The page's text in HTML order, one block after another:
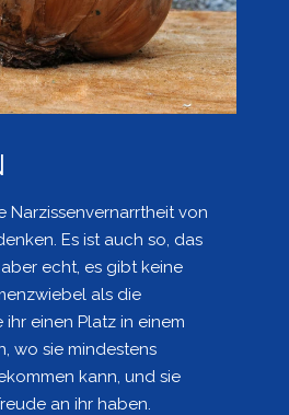
Narzissenvernarrtheit von
Es ist auch so, das
echt, es gibt keine
als die
ihr einen Platz in einem
wo sie mindestens
kann, und sie
an ihr haben.